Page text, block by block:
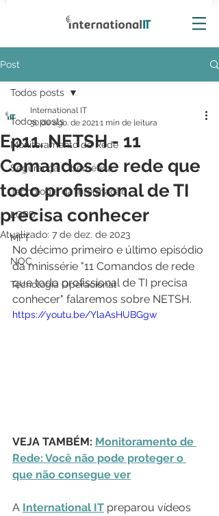
Post
Todos posts
Monitoramento de Rede
Segurança Cibernética
Tecnologia da Informação
LGPD
MFT
NOC
Tecnologia Operacional
Todos posts
Ep11. NETSH - 11
Comandos de rede que
todo profissional de TI
precisa conhecer
International IT
30 de ago. de 20211 min de leitura
Atualizado: 7 de dez. de 2023
No décimo primeiro e último episódio
da minissérie "11 Comandos de rede
que todo profissional de TI precisa
conhecer" falaremos sobre NETSH.
https://youtu.be/YlaAsHUBGgw
VEJA TAMBÉM: Monitoramento de
Rede: Você não pode proteger o
que não consegue ver
A International IT preparou vídeos